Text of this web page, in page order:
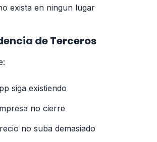
exista en ningun lugar
de Terceros
siga existiendo
no cierre
no suba demasiado